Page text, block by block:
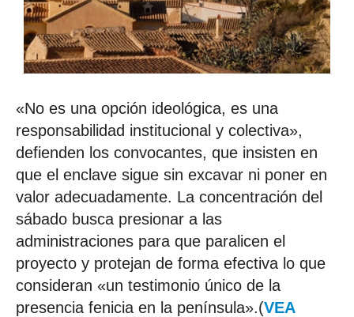
«No es una opción ideológica, es una
responsabilidad institucional y colectiva»,
defienden los convocantes, que insisten en
que el enclave sigue sin excavar ni poner en
valor adecuadamente. La concentración del
sábado busca presionar a las
administraciones para que paralicen el
proyecto y protejan de forma efectiva lo que
consideran «un testimonio único de la
presencia fenicia en la península».(VEA